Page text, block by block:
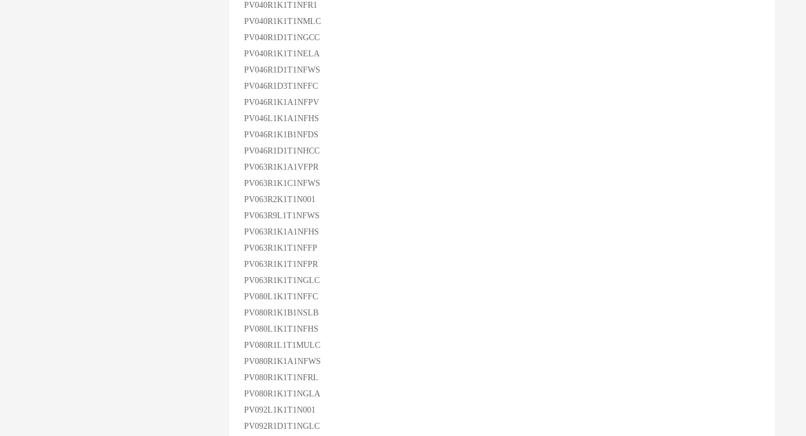
PV040R1K1T1NFR1
PV040R1K1T1NMLC
PV040R1D1T1NGCC
PV040R1K1T1NELA
PV046R1D1T1NFWS
PV046R1D3T1NFFC
PV046R1K1A1NFPV
PV046L1K1A1NFHS
PV046R1K1B1NFDS
PV046R1D1T1NHCC
PV063R1K1A1VFPR
PV063R1K1C1NFWS
PV063R2K1T1N001
PV063R9L1T1NFWS
PV063R1K1A1NFHS
PV063R1K1T1NFFP
PV063R1K1T1NFPR
PV063R1K1T1NGLC
PV080L1K1T1NFFC
PV080R1K1B1NSLB
PV080L1K1T1NFHS
PV080R1L1T1MULC
PV080R1K1A1NFWS
PV080R1K1T1NFRL
PV080R1K1T1NGLA
PV092L1K1T1N001
PV092R1D1T1NGLC